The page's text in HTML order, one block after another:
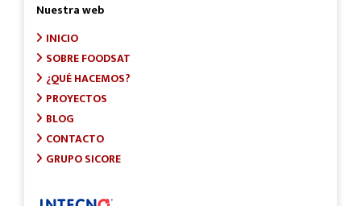
Nuestra web
INICIO
SOBRE FOODSAT
¿QUÉ HACEMOS?
PROYECTOS
BLOG
CONTACTO
GRUPO SICORE